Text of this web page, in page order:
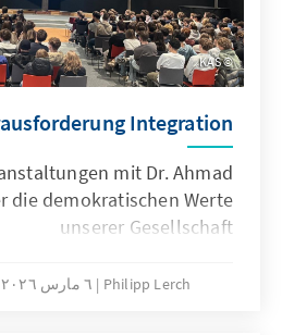
KAS
Integration
mit Dr. Ahmad
die demokratischen Werte
unserer Gesellschaft
Philipp Lerch ٦ مارس ٢٠٢٦